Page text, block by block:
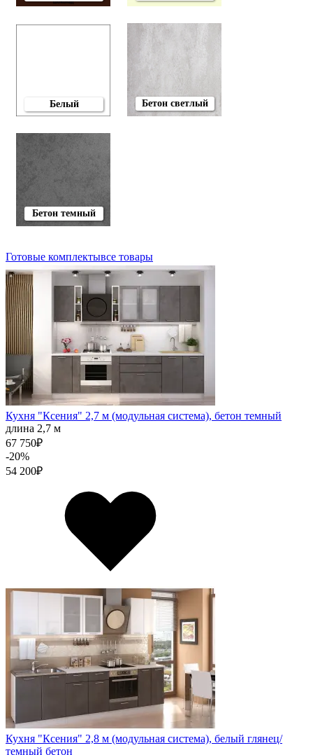
Белый Бетон светлый
Бетон темный
Готовые комплектывсе товары
Кухня "Ксения" 2,7 м (модульная система), бетон темный
длина 2,7 м
67 750₽
-20%
54 200₽
Кухня "Ксения" 2,8 м (модульная система), белый глянец/
темный бетон